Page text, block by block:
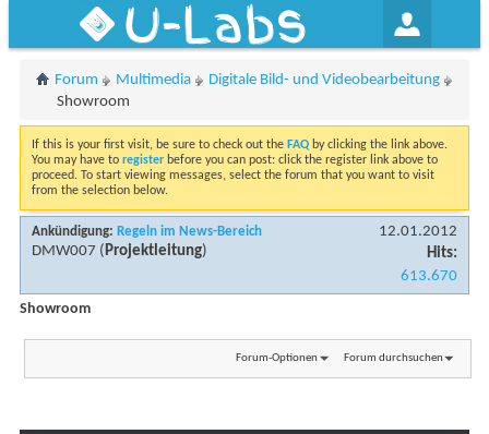
U-Labs
Forum Multimedia
Digitale Bild- und Videobearbeitung
Showroom
If this is your first visit, be sure to check out the FAQ by clicking the link above.
You may have to register before you can post: click the register link above to
proceed. To start viewing messages, select the forum that you want to visit
from the selection below.
Ankündigung: Regeln im News-Bereich
DMW007 (Projektleitung)
12.01.2012
Hits:
613.670
Showroom
Forum-Optionen Forum durchsuchen